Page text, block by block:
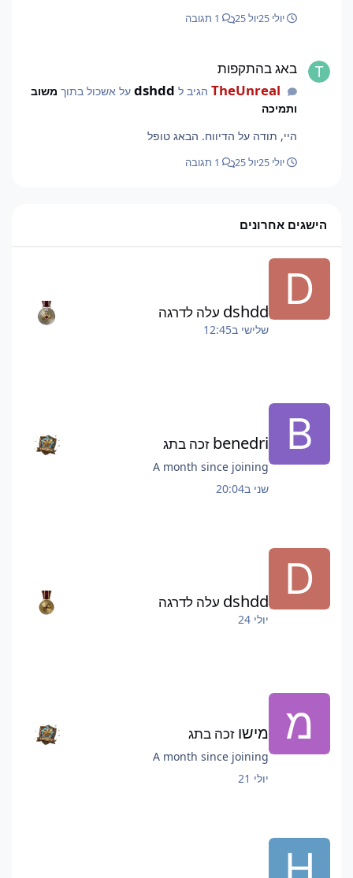
יולי 25 יול 25
באג בהתקפות
TheUnrealהגיב ל dshddעל אשכול בתוך משוב
ותמיכה
היי, תודה על הדיווח. הבאג טופל
יולי 25 יול 25
הישגים אחרונים
dshdd עלה לדרגה
שלישי ב12:45
benedri זכה בתג
A month since joining
שני ב20:04
dshdd עלה לדרגה
יולי 24
מישו זכה בתג
A month since joining
יולי 21